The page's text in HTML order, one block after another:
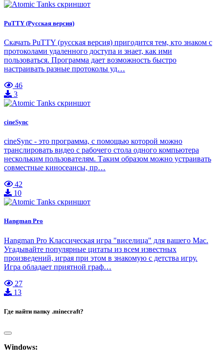
PuTTY (Русская версия)
Скачать PuTTY (русская версия) пригодится тем, кто знаком с
протоколами удаленного доступа и знает, как ими
пользоваться. Программа дает возможность быстро
настраивать разные протоколы уд…
46
3
cineSync
cineSync - это программа, с помощью которой можно
транслировать видео с рабочего стола одного компьютера
нескольким пользователям. Таким образом можно устраивать
совместные киносеансы, пр…
42
10
Hangman Pro
Hangman Pro Классическая игра "виселица" для вашего Mac.
Угадывайте популярные цитаты из всем известных
произведений, играя при этом в знакомую с детства игру.
Игра обладает приятной граф…
27
13
Где найти папку .minecraft?
Windows: